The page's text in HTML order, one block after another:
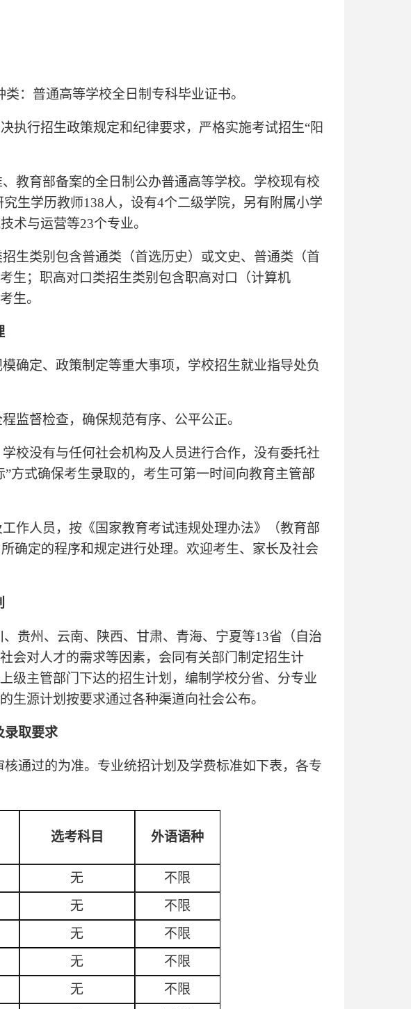
：普通高等学校全日制专科毕业证书。
执行招生政策规定和纪律要求，严格实施考试招生“阳
教育部备案的全日制公办普通高等学校。学校现有校
生学历教师138人，设有4个二级学院，另有附属小学
术与运营等23个专业。
生类别包含普通类（首选历史）或文史、普通类（首
生；职高对口类招生类别包含职高对口（计算机
生。
确定、政策制定等重大事项，学校招生就业指导处负
监督检查，确保规范有序、公平公正。
校没有与任何社会机构及人员进行合作，没有委托社
方式确保考生录取的，考生可第一时间向教育主管部
作人员，按《国家教育考试违规处理办法》（教育部
确定的程序和规定进行处理。欢迎考生、家长及社会
贵州、云南、陕西、甘肃、青海、宁夏等13省（自治
会对人才的需求等因素，会同有关部门制定招生计
级主管部门下达的招生计划，编制学校分省、分专业
生源计划按要求通过各种渠道向社会公布。
录取要求
通过的为准。专业统招计划及学费标准如下表，各专
选考科目 外语语种
无
不限
无
不限
无
不限
无
不限
无
不限